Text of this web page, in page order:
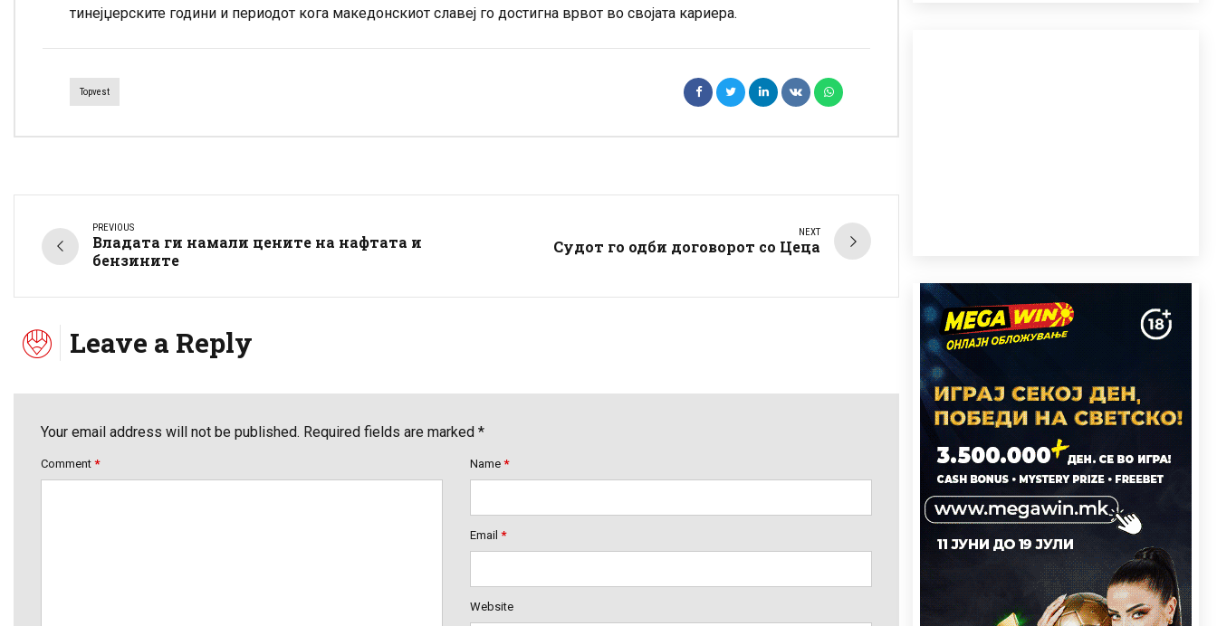
тинејџерските години и периодот кога македонскиот славеј го достигна врвот во својата кариера.
Topvest
PREVIOUS
Владата ги намали цените на нафтата и
бензините
NEXT
Судот го одби договорот со Цеца
Leave a Reply
Your email address will not be published. Required fields are marked *
Comment * Name *
Email *
Website